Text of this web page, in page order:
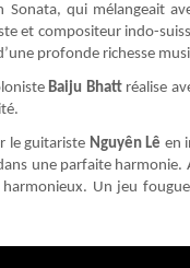
qui mélangeait
et compositeur indo-
profonde richesse
Baiju Bhattréalise
le guitariste Nguyên Lê en
une parfaite
Un jeu